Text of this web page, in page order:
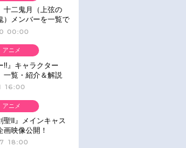
十二鬼月（上弦の
）メンバーを一覧で
場鬼の情報まと
00:00
!!』キャラクター
一覧・紹介＆解説
16:00
アニメ
聖II』メインキャス
画映像公開！
18:00
アニメ